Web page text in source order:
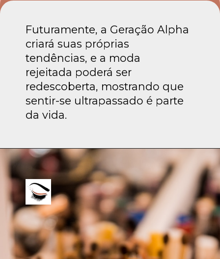
Futuramente, a Geração Alpha
criará suas próprias
tendências, e a moda
rejeitada poderá ser
redescoberta, mostrando que
sentir-se ultrapassado é parte
da vida.